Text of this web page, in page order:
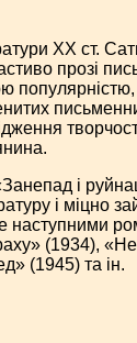
ХХ ст.
прозі
і
і міцно
наступними
(1934),
(1945) та ін.